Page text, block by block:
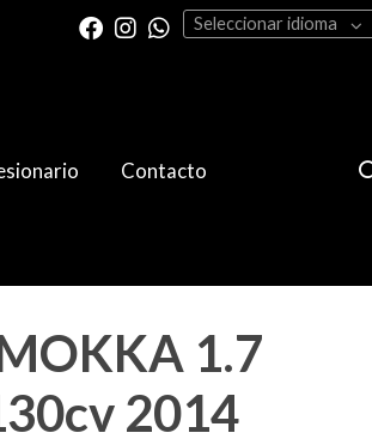
Seleccionar idioma
Contacto
1.7
2014